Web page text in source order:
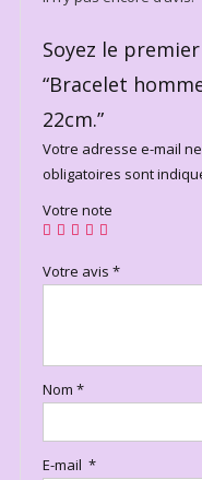
Soyez le
“Bracelet
22cm.”
Votre adresse e-mail
obligatoires sont
Votre note
Votre avis *
Nom *
E-mail *